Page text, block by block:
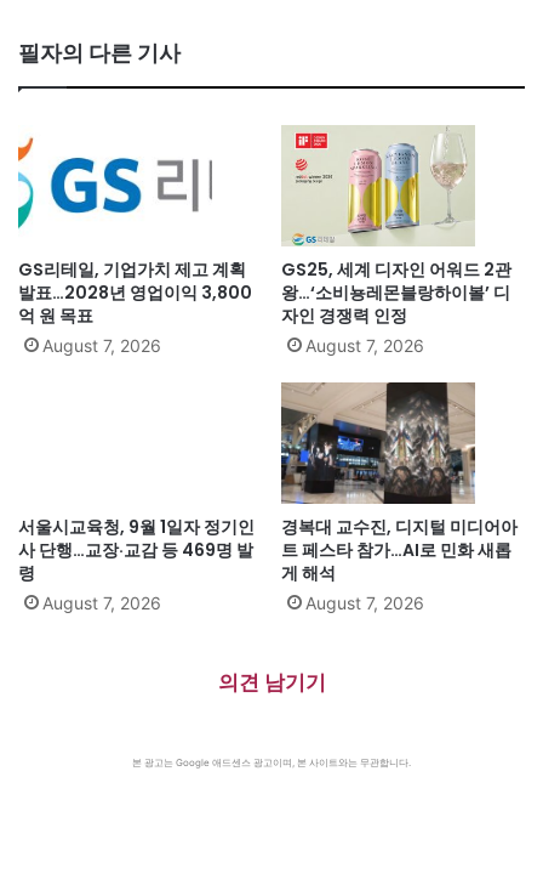
필자의 다른 기사
GS리테일, 기업가치 제고 계획
발표…2028년 영업이익 3,800
억 원 목표
August 7, 2026
GS25, 세계 디자인 어워드 2관
왕…‘소비뇽레몬블랑하이볼’ 디
자인 경쟁력 인정
August 7, 2026
서울시교육청, 9월 1일자 정기인
사 단행…교장·교감 등 469명 발
령
August 7, 2026
경복대 교수진, 디지털 미디어아
트 페스타 참가…AI로 민화 새롭
게 해석
August 7, 2026
의견 남기기
본 광고는 Google 애드센스 광고이며, 본 사이트와는 무관합니다.